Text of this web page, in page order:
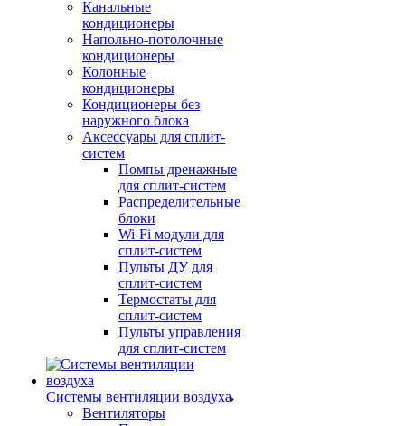
Канальные
кондиционеры
Напольно-потолочные
кондиционеры
Колонные
кондиционеры
Кондиционеры без
наружного блока
Аксессуары для сплит-
систем
Помпы дренажные
для сплит-систем
Распределительные
блоки
Wi-Fi модули для
сплит-систем
Пульты ДУ для
сплит-систем
Термостаты для
сплит-систем
Пульты управления
для сплит-систем
Системы вентиляции воздуха
Вентиляторы